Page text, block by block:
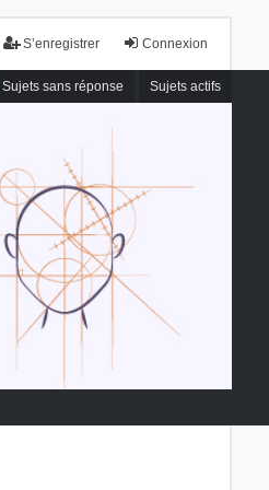
Connexion
S’enregistrer
Sujets sans réponse Sujets actifs